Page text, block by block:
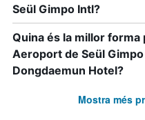
Seül Gimpo Intl?
Quina és la millor forma
Aeroport de Seül
Dongdaemun Hotel?
Mostra més